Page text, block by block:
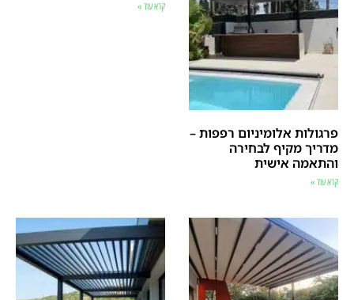
פרגולות אלומיניום רפפות –
מדריך מקיף לבחירה
והתאמה אישית
קרא עוד »
קרא עוד »